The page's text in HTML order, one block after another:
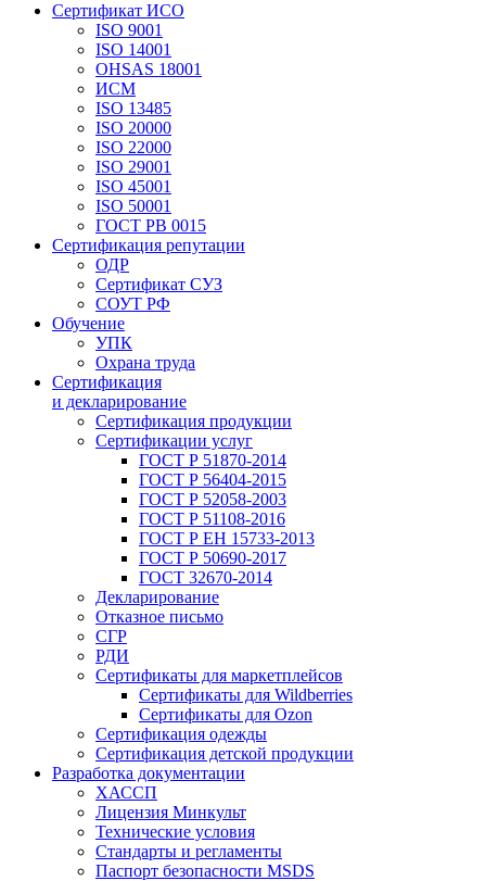
Сертификат ИСО
ISO 9001
ISO 14001
OHSAS 18001
ИСМ
ISO 13485
ISO 20000
ISO 22000
ISO 29001
ISO 45001
ISO 50001
ГОСТ РВ 0015
Сертификация репутации
ОДР
Сертификат СУЗ
СОУТ РФ
Обучение
УПК
Охрана труда
Сертификация
и декларирование
Сертификация продукции
Сертификации услуг
ГОСТ Р 51870-2014
ГОСТ Р 56404-2015
ГОСТ Р 52058-2003
ГОСТ Р 51108-2016
ГОСТ Р ЕН 15733-2013
ГОСТ Р 50690-2017
ГОСТ 32670-2014
Декларирование
Отказное письмо
СГР
РДИ
Сертификаты для маркетплейсов
Сертификаты для Wildberries
Сертификаты для Ozon
Сертификация одежды
Сертификация детской продукции
Разработка документации
ХАССП
Лицензия Минкульт
Технические условия
Стандарты и регламенты
Паспорт безопасности MSDS